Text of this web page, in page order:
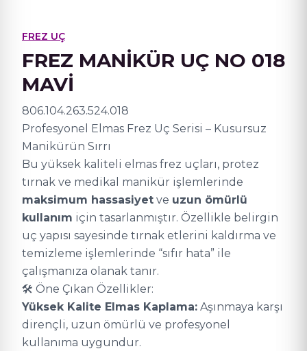
FREZ UÇ
FREZ MANİKÜR UÇ NO 018
MAVİ
806.104.263.524.018
Profesyonel Elmas Frez Uç Serisi – Kusursuz
Manikürün Sırrı
Bu yüksek kaliteli elmas frez uçları, protez
tırnak ve medikal manikür işlemlerinde
maksimum hassasiyet ve uzun ömürlü
kullanım için tasarlanmıştır. Özellikle belirgin
uç yapısı sayesinde tırnak etlerini kaldırma ve
temizleme işlemlerinde “sıfır hata” ile
çalışmanıza olanak tanır.
🛠 Öne Çıkan Özellikler:
Yüksek Kalite Elmas Kaplama: Aşınmaya karşı
dirençli, uzun ömürlü ve profesyonel
kullanıma uygundur.